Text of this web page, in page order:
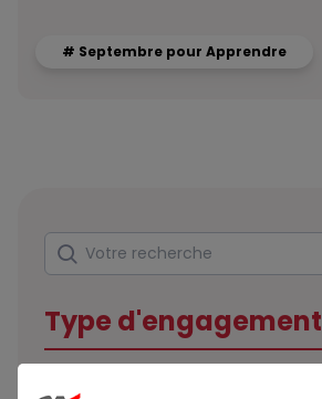
# Septembre pour Apprendre
Rechercher
Votre recherche
Type d'engagement